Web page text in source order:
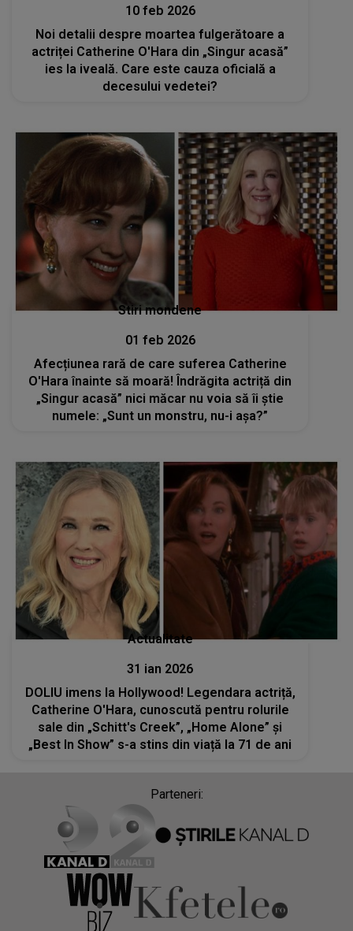
10 feb 2026
Noi detalii despre moartea fulgerătoare a
actriței Catherine O'Hara din „Singur acasă”
ies la iveală. Care este cauza oficială a
decesului vedetei?
Stiri mondene
01 feb 2026
Afecțiunea rară de care suferea Catherine
O'Hara înainte să moară! Îndrăgita actriță din
„Singur acasă” nici măcar nu voia să îi știe
numele: „Sunt un monstru, nu-i aşa?”
Actualitate
31 ian 2026
DOLIU imens la Hollywood! Legendara actriță,
Catherine O'Hara, cunoscută pentru rolurile
sale din „Schitt's Creek”, „Home Alone” și
„Best In Show” s-a stins din viață la 71 de ani
Parteneri: